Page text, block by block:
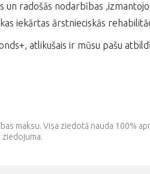
radošās nodarbības
iekārtas ārstnieciskās
atlikušais ir mūsu pašu
maksu. Visa ziedotā nauda 100%